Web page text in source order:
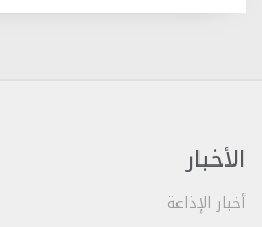
الأخبار
أخبار الإذاعة